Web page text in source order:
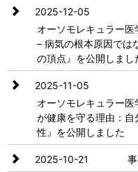
2025-12-05
オーソモレキュラー
– 病気の根本原因では
の頂点』を公開しまし
2025-11-05
オーソモレキュラー
が健康を守る理由：
性』を公開しました
2025-10-21